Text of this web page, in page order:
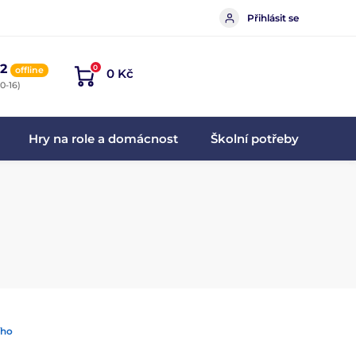
Přihlásit se
offline
16)
0 0 Kč
Hry na role a domácnost Školní potřeby